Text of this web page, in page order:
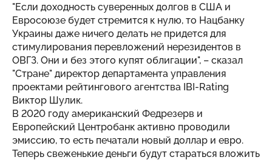
"Если доходность суверенных долгов в США и
Евросоюзе будет стремится к нулю, то Нацбанку
Украины даже ничего делать не придется для
стимулирования перевложений нерезидентов в
ОВГЗ. Они и без этого купят облигации", – сказал
"Стране" директор департамента управления
проектами рейтингового агентства IBI-Rating
Виктор Шулик.
В 2020 году американский Федрезерв и
Европейский Центробанк активно проводили
эмиссию, то есть печатали новый доллар и евро.
Теперь свеженькие деньги будут стараться вложить